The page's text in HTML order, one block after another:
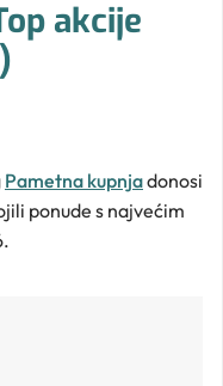
akcije
Pametna kupnjadonosi
ponude s najvećim